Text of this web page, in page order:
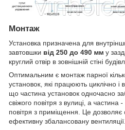
Монтаж
Установка призначена для
завтовшки від 250 до 490 мм у
круглий отвір в зовнішній стіні
Оптимальним є монтаж парної
установок, які працюють циклічно і
що частина установок одночасно
свіжого повітря з вулиці, а частина
повітря з приміщення. Це дозволяє
ефективну збалансовану вентиляції.